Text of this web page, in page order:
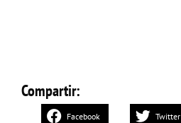
Compartir:
Facebook Twitter